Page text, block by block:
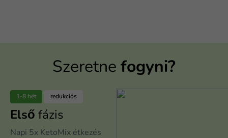
Szeretne fogyni?
1-8 hét redukciós
Első fázis
Napi 5x KetoMix étkezés